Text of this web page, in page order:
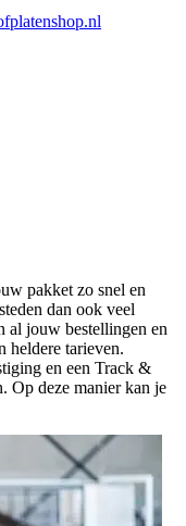
pakket zo snel en
dan ook veel
al jouw bestellingen en
heldere tarieven.
en een Track &
Op deze manier kan je